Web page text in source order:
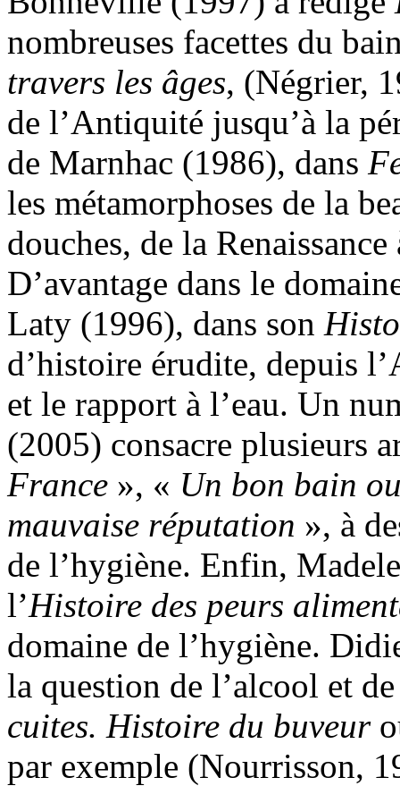
nombreuses facettes du
travers les âges, (Négrier,
de l’Antiquité jusqu’à la
de Marnhac (1986), dans
les métamorphoses de la
douches, de la
D’avantage dans le
Laty (1996), dans son
d’histoire érudite, depuis
et le rapport à l’eau. Un
(2005) consacre plusieurs
France », « Un bon bain
mauvaise réputation », à
de l’hygiène. Enfin,
l’Histoire des peurs
domaine de l’hygiène.
la question de l’alcool et
cuites. Histoire du buveur
par exemple (Nourrisson,